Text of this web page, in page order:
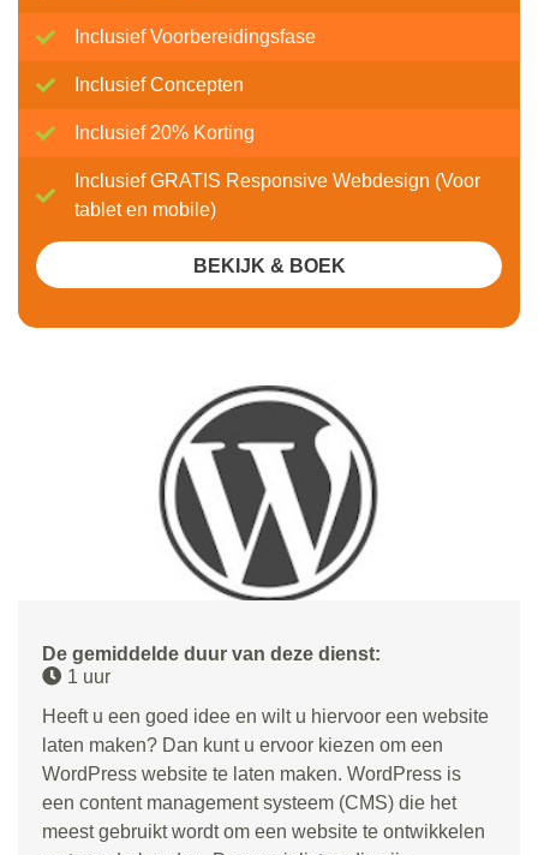
De gemiddelde duur van deze dienst:
1 uur
Heeft u een goed idee en wilt u hiervoor een website
laten maken? Dan kunt u ervoor kiezen om een
WordPress website te laten maken. WordPress is
een content management systeem (CMS) die het
meest gebruikt wordt om een website te ontwikkelen
Inclusief Voorbereidingsfase
Inclusief Concepten
Inclusief 20% Korting
Inclusief GRATIS Responsive Webdesign (Voor
tablet en mobile)
BEKIJK & BOEK